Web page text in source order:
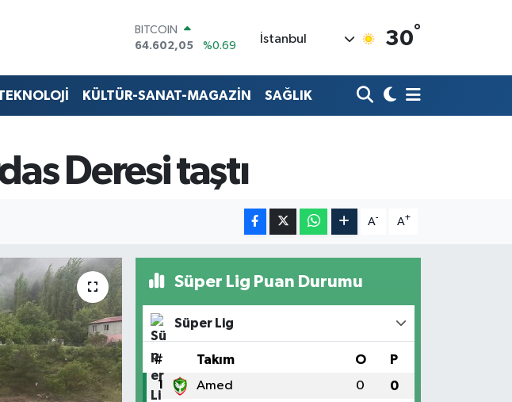
BITCOIN
64.602,05
%0.69
47,6006
%0.06
EURO
GRAM ALTIN
6513.94
%0.32
BİST100
İstanbul 30°
KÜLTÜR-SANAT-MAGAZİN SAĞLIK
Deresi taştı
A- A+
Süper Lig Puan Durumu
Süper Lig
# Takım O P
1 Amed 0 0